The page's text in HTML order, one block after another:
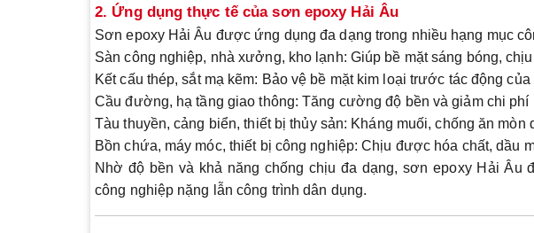
2. Ứng dụng thực tế của sơn epoxy Hải Âu
Sơn epoxy Hải Âu được ứng dụng đa dạng trong nhiều hạng mục
Sàn công nghiệp, nhà xưởng, kho lạnh: Giúp bề mặt sáng bóng,
Kết cấu thép, sắt mạ kẽm: Bảo vệ bề mặt kim loại trước tác động
Cầu đường, hạ tầng giao thông: Tăng cường độ bền và giảm chi phí
Tàu thuyền, cảng biển, thiết bị thủy sản: Kháng muối, chống ăn
Bồn chứa, máy móc, thiết bị công nghiệp: Chịu được hóa chất, dầu
Nhờ độ bền và khả năng chống chịu đa dạng, sơn epoxy Hải Âu
công nghiệp nặng lẫn công trình dân dụng.